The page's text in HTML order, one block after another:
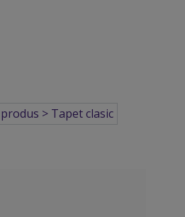
> Tapet clasic